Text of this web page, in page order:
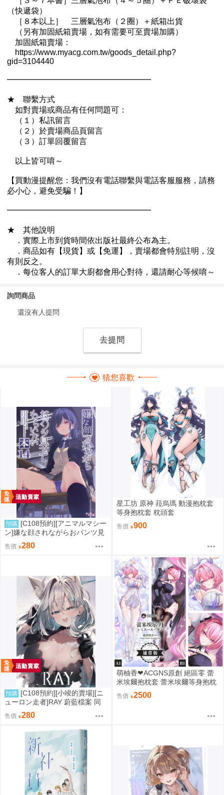
詢問商品
還沒有人提問
去提問
猜您喜歡
預購 [C108預約][アニマルマシー
ン]嫌な顔されながらおパンツ見
せてもらいたい本14 附蜜瓜特典
A4資料夾 同人誌id=3770666
售價 280
星工坊 原神 菈烏瑪 動漫抱枕套
等身抱枕套 枕頭套
售價 900
預購 [C108預約][小竣的賣場][ニ
ューロン走者]RAY 蔚藍檔案 同
人誌id=3785647
售價 280
萌柚香❤ACGNS原創 絕區零 蕾
米埃爾抱枕套 蕾米埃爾等身抱枕
套 蕾米埃爾枕頭套 蕾米埃爾枕套
動漫等身抱枕套
售價 2500